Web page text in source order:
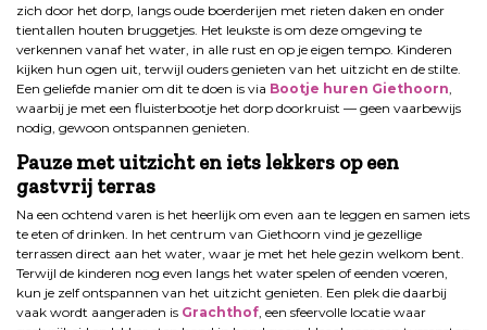
zich door het dorp, langs oude boerderijen met rieten daken en onder
tientallen houten bruggetjes. Het leukste is om deze omgeving te
verkennen vanaf het water, in alle rust en op je eigen tempo. Kinderen
kijken hun ogen uit, terwijl ouders genieten van het uitzicht en de stilte.
Een geliefde manier om dit te doen is via Bootje huren Giethoorn
waarbij je met een fluisterbootje het dorp doorkruist — geen vaarbewijs
nodig, gewoon ontspannen genieten.
Pauze met uitzicht en iets lekkers op een
gastvrij terras
Na een ochtend varen is het heerlijk om even aan te leggen en samen iets
te eten of drinken. In het centrum van Giethoorn vind je gezellige
terrassen direct aan het water, waar je met het hele gezin welkom bent.
Terwijl de kinderen nog even langs het water spelen of eenden voeren,
kun je zelf ontspannen van het uitzicht genieten. Een plek die daarbij
vaak wordt aangeraden is Grachthof , een sfeervolle locatie waar